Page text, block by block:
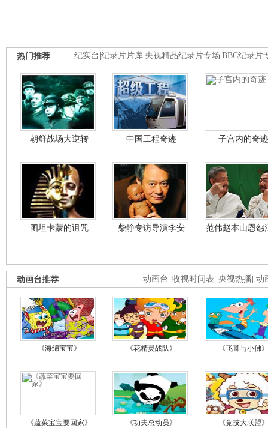
纪实台 纪录片片库 央视精品纪录片专场 BBC纪录片
热门推荐
朝鲜战场大逆转 中国工程奇迹 子宫内的奇迹
图坦卡蒙的诅咒 柴静专访导演李安 范伟赵本山恩怨
动画台 收视时间表 央视热播 动
动画台推荐
《海绵宝宝》 《花精灵战队》 《飞哥与小佛》
《蔬菜宝宝要回家》 《功夫总动员》 《竞技大联盟》